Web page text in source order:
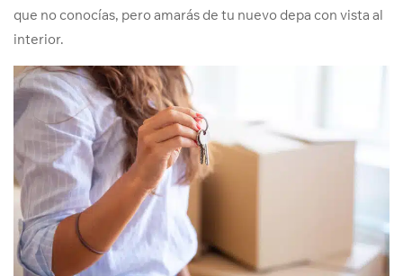
que no conocías, pero amarás de tu nuevo depa con vista al
interior.